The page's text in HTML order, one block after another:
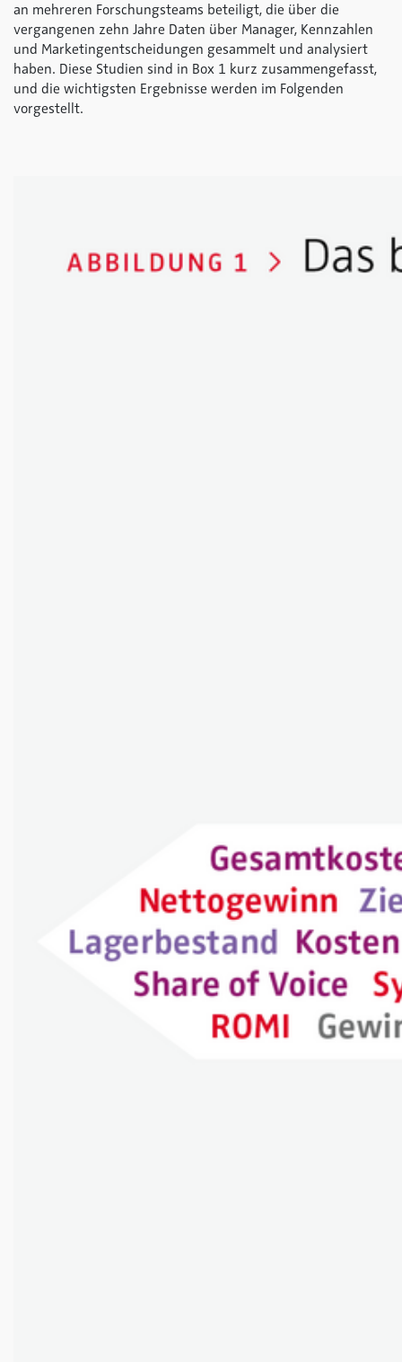
an mehreren Forschungsteams beteiligt, die über die
vergangenen zehn Jahre Daten über Manager, Kennzahlen
und Marketingentscheidungen gesammelt und analysiert
haben. Diese Studien sind in Box 1 kurz zusammengefasst,
und die wichtigsten Ergebnisse werden im Folgenden
vorgestellt.